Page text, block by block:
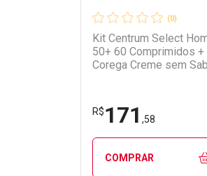
Ativar Desconto
(0)
Kit Centrum Select
50+ 60 Comprimidos +
Corega Creme sem
R$171 ,58
COMPRAR